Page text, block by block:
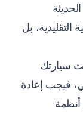
التقليدية، بل
سيارتك
فيجب إعادة
أنظمة